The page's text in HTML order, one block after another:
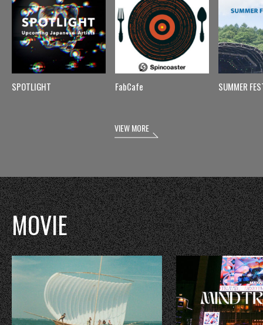
SPOTLIGHT FabCafe SUMMER
VIEW MORE
MOVIE